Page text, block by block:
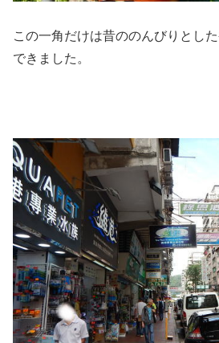
この一角だけは昔ののんびりとし
できました。